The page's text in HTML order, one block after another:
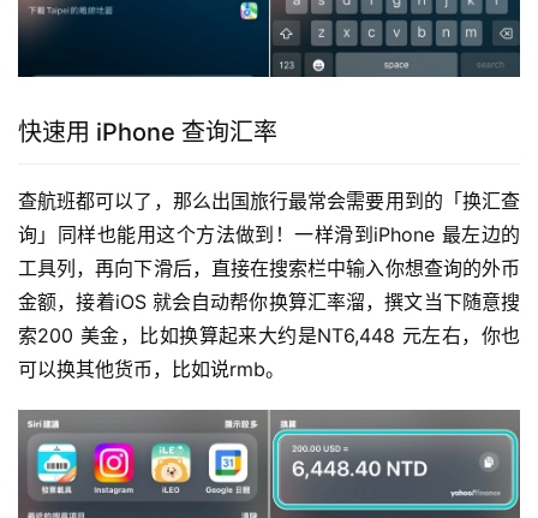
快速用 iPhone 查询汇率
查航班都可以了，那么出国旅行最常会需要用到的「换汇查
询」同样也能用这个方法做到！一样滑到iPhone 最左边的
工具列，再向下滑后，直接在搜索栏中输入你想查询的外币
金额，接着iOS 就会自动帮你换算汇率溜，撰文当下随意搜
索200 美金，比如换算起来大约是NT6,448 元左右，你也
可以换其他货币，比如说rmb。